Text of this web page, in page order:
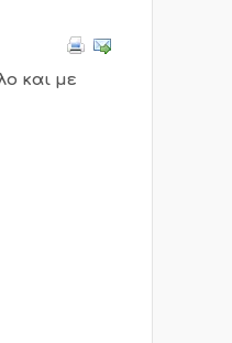
και με